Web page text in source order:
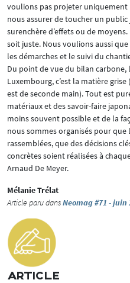
voulions pas projeter
nous assurer de toucher un
surenchère d’effets ou de
soit juste. Nous voulions aussi
les démarches et le suivi du
Du point de vue du bilan carbone,
Luxembourg, c’est la matière
est de seconde main). Tout est
matériaux et des savoir-faire
moins souvent possible et de la
nous sommes organisés pour
rassemblées, que des décisions
concrètes soient réalisées à
Arnaud De Meyer.
Mélanie Trélat
Article paru dansNeomag #71 - juin
ARTICLE